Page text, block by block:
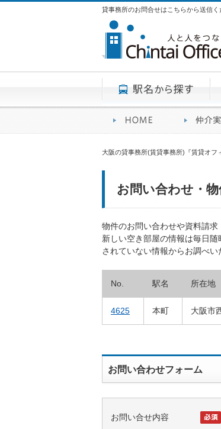
貸事務所のお問合せはこちらから送信く
大阪の貸事務所(賃貸事務所)『賃貸オフ
お問い合わせ・
物件のお問い合わせや資料請求
新しい空き部屋の情報は毎日
されていない情報からお調べい
No. 駅名 所在地
4625 本町 大阪市
お問い合わせフォーム
お問い合せ内容